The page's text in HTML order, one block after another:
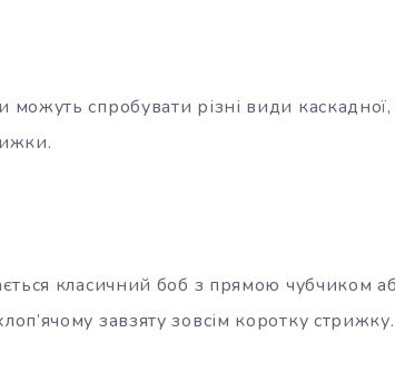
спробувати різні види
класичний боб з прямою чубчиком
завзяту зовсім коротку стрижку.